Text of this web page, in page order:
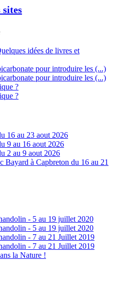
sites
idées de livres et
pour introduire les (...)
pour introduire les (...)
?
?
16 au 23 aout 2026
9 au 16 aout 2026
2 au 9 aout 2026
Bayard à Capbreton du 16 au 21
- 5 au 19 juillet 2020
- 5 au 19 juillet 2020
- 7 au 21 Juillet 2019
- 7 au 21 Juillet 2019
la Nature !